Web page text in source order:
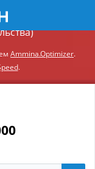
Ammina.Optimizer.
.